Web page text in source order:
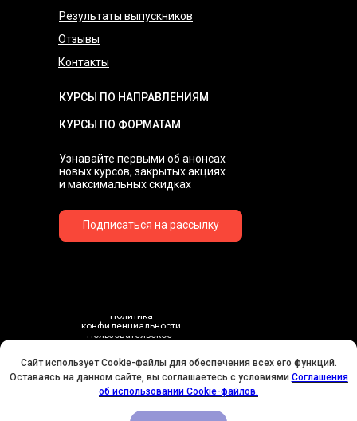
Узнавайте первыми об анонсах
новых курсов, закрытых акциях
и максимальных скидках
Договор-оферта
Согласие на обработку персональных данных
Соглашения об использовании Cookie-файлов
Политика
конфиденциальности
Пользовательское
КУРСЫ ПО НАПРАВЛЕНИЯМ
КУРСЫ ПО ФОРМАТАМ
Результаты выпускников
Отзывы
Контакты
© 2016-2026 Школа «Художник Онлайн» -
Подписаться на рассылку
У НАС ДЕНЬ РОЖДЕНИЯ! ВСЕМ СКИДКИ НА ОБУЧЕНИЕ!
Сайт использует Cookie-файлы для обеспечения всех его функций.
Оставаясь на данном сайте, вы соглашаетесь с условиями Соглашения
об использовании Cookie-файлов.